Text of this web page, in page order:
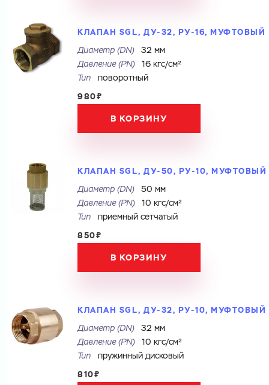
Номер телефона
Перечислите товары, которые вас интересуют
получить. Мы свяжемся с вами в ближайшее время.
Имя
Номер телефона
КЛАПАН SGL, ДУ-32, РУ-16, МУФТОВЫЙ
Диаметр (DN)
32 мм
Давление (PN)
16 кгс/см²
Тип
поворотный
980₽
В КОРЗИНУ
КЛАПАН SGL, ДУ-50, РУ-10, МУФТОВЫЙ
Диаметр (DN)
50 мм
Давление (PN)
10 кгс/см²
Тип
приемный сетчатый
850₽
В КОРЗИНУ
КЛАПАН SGL, ДУ-32, РУ-10, МУФТОВЫЙ
Диаметр (DN)
32 мм
Давление (PN)
10 кгс/см²
Тип
пружинный дисковый
810₽